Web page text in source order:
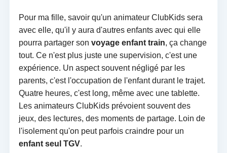
Pour ma fille, savoir qu'un animateur ClubKids sera
avec elle, qu'il y aura d'autres enfants avec qui elle
pourra partager son voyage enfant train, ça change
tout. Ce n'est plus juste une supervision, c'est une
expérience. Un aspect souvent négligé par les
parents, c'est l'occupation de l'enfant durant le trajet.
Quatre heures, c'est long, même avec une tablette.
Les animateurs ClubKids prévoient souvent des
jeux, des lectures, des moments de partage. Loin de
l'isolement qu'on peut parfois craindre pour un
enfant seul TGV.